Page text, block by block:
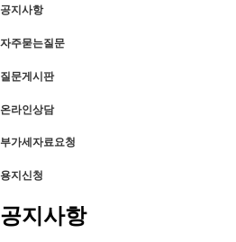
공지사항
자주묻는질문
질문게시판
온라인상담
부가세자료요청
용지신청
공지사항